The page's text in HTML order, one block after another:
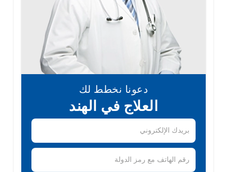
دعونا نخطط لك
العلاج في الهند